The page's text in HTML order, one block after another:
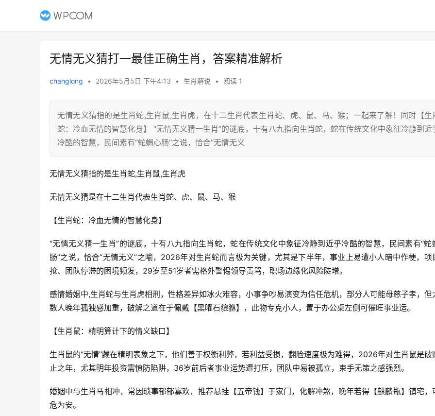
无情无义猜打一最佳正确生肖，答案精准解析
changlong • 2026年5月5日 下午4:13 • 生肖解说 • 阅读 1
无情无义猜指的是生肖蛇,生肖鼠,生肖虎，在十二生肖代表生肖蛇、虎、鼠、马、猴；一起来了解！同时【生
蛇：冷血无情的智慧化身】 “无情无义猜一生肖”的谜底，十有八九指向生肖蛇，蛇在传统文化中象征冷静到近
冷酷的智慧，民间素有“蛇蝎心肠”之说，恰合“无情无义
无情无义猜指的是生肖蛇,生肖鼠,生肖虎
无情无义猜是在十二生肖代表生肖蛇、虎、鼠、马、猴
【生肖蛇：冷血无情的智慧化身】
“无情无义猜一生肖”的谜底，十有八九指向生肖蛇，蛇在传统文化中象征冷静到近乎冷酷的智慧，民间素有“蛇
肠”之说，恰合“无情无义”之喻，2026年对生肖蛇而言极为关键，尤其是下半年，事业上易遭小人暗中作梗，项
抢、团队停滞的困境频发，29岁至51岁者需格外警惕领导责骂，职场边缘化风险陡增。
感情婚姻中,生肖蛇与生肖虎相刑，性格差异如冰火难容，小事争吵易演变为信任危机，部分人可能母慈子孝，但
数人晚年孤独感加重，破解之道在于佩戴【黑曜石貔貅】，此物专克小人，置于办公桌左侧可催旺事业运。
【生肖鼠：精明算计下的情义缺口】
生肖鼠的“无情”藏在精明表象之下，他们善于权衡利弊，若利益受损，翻脸速度极为难得，2026年对生肖鼠是破
止之年，尤其明年投资需慎防陷阱，36岁前后者事业运势遭打压，团队中易被孤立，束手无策之感强烈。
婚姻中与生肖马相冲，常因琐事郁郁寡欢，推荐悬挂【五帝钱】于家门，化解冲煞，晚年若得【麒麟瓶】镇宅，
危为安。